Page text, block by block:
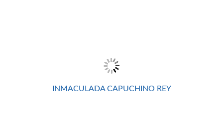
INMACULADA CAPUCHINO REY